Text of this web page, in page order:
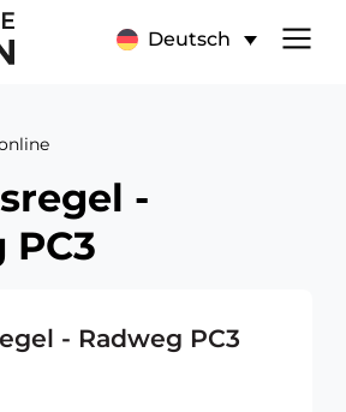
Deutsch
-
PC3
- Radweg PC3